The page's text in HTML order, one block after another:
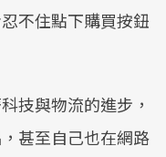
不住點下購買按鈕
技與物流的進步，
甚至自己也在網路